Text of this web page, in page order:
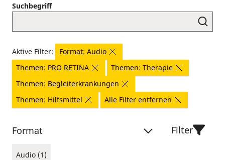
Suchbegriff
Aktive Filter:
Format: Audio
Themen: PRO RETINA
Themen: Therapie
Themen: Begleiterkrankungen
Themen: Hilfsmittel
Alle Filter entfernen
Format
Audio (1)
Filter